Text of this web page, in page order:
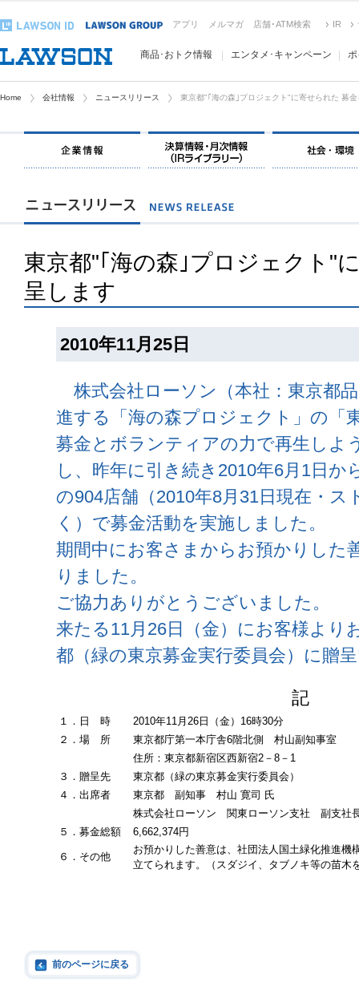
アプリ メルマガ 店舗･ATM検索 IR
商品･おトク情報 エンタメ･キャンペーン
Home 会社情報 ニュースリリース 東京都"｢海の森｣プロジェクト"に寄せられた 募
東京都"｢海の森｣プロジェクト"
呈します
2010年11月25日
株式会社ローソン（本社：東京都
進する「海の森プロジェクト」の「
募金とボランティアの力で再生しよ
し、昨年に引き続き2010年6月1日か
の904店舗（2010年8月31日現在・ス
く）で募金活動を実施しました。
期間中にお客さまからお預かりした
りました。
ご協力ありがとうございました。
来たる11月26日（金）にお客様より
都（緑の東京募金実行委員会）に贈
記
１．日 時
2010年11月26日（金）16時30分
２．場 所
東京都庁第一本庁舎6階北側 村山副知事室
住所：東京都新宿区西新宿2－8－1
３．贈呈先
東京都（緑の東京募金実行委員会）
４．出席者
東京都 副知事 村山 寛司 氏
株式会社ローソン 関東ローソン支社 副支社
５．募金総額
6,662,374円
６．その他
お預かりした善意は、社団法人国土緑化推進機
立てられます。（スダジイ、タブノキ等の苗木
前のページに戻る